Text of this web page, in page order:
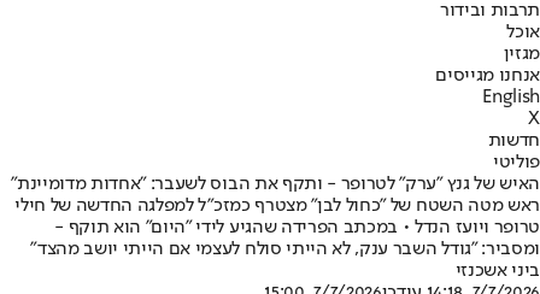
תרבות ובידור
אוכל
מגזין
אנחנו מגייסים
English
X
חדשות
פוליטי
האיש של גנץ "ערק" לטרופר - ותקף את הבוס לשעבר: "אחדות מדומיינת"
ראש מטה השטח של "כחול לבן" מצטרף כמזכ"ל למפלגה החדשה של חילי
טרופר ויועז הנדל • במכתב הפרידה שהגיע לידי "היום" הוא תוקף -
ומסביר: "גודל השבר ענק, לא הייתי סולח לעצמי אם הייתי יושב מהצד"
ביני אשכנזי